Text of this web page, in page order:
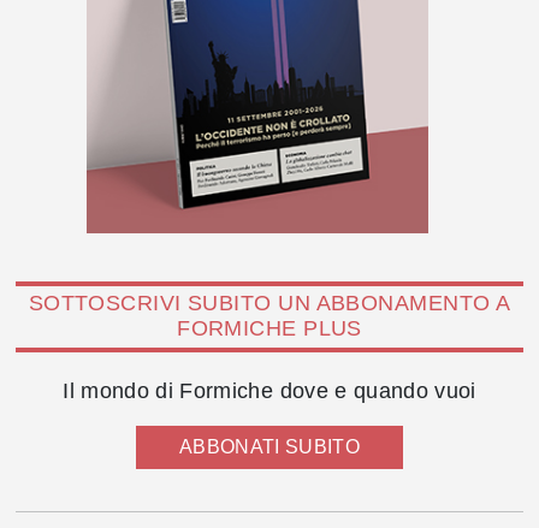
SOTTOSCRIVI SUBITO UN ABBONAMENTO A
FORMICHE PLUS
Il mondo di Formiche dove e quando vuoi
ABBONATI SUBITO